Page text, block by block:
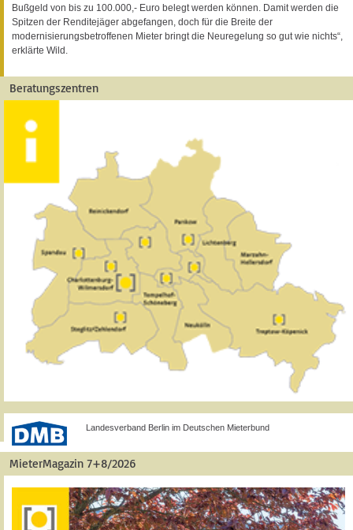
Bußgeld von bis zu 100.000,- Euro belegt werden können. Damit werden die
Spitzen der Renditejäger abgefangen, doch für die Breite der
modernisierungsbetroffenen Mieter bringt die Neuregelung so gut wie nichts“,
erklärte Wild.
Beratungszentren
Landesverband Berlin im Deutschen Mieterbund
MieterMagazin 7+8/2026